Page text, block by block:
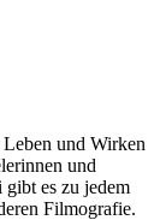
und Wirken
und
es zu jedem
Filmografie.